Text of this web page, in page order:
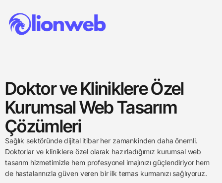
Doktor ve Kliniklere Özel
Kurumsal Web Tasarım
Çözümleri
Sağlık sektöründe dijital itibar her zamankinden daha önemli.
Doktorlar ve kliniklere özel olarak hazırladığımız kurumsal web
tasarım hizmetimizle hem profesyonel imajınızı güçlendiriyor hem
de hastalarınızla güven veren bir ilk temas kurmanızı sağlıyoruz.